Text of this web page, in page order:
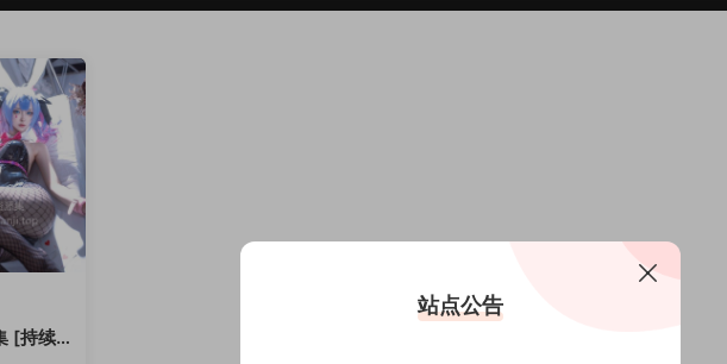
[持续更
站点公告